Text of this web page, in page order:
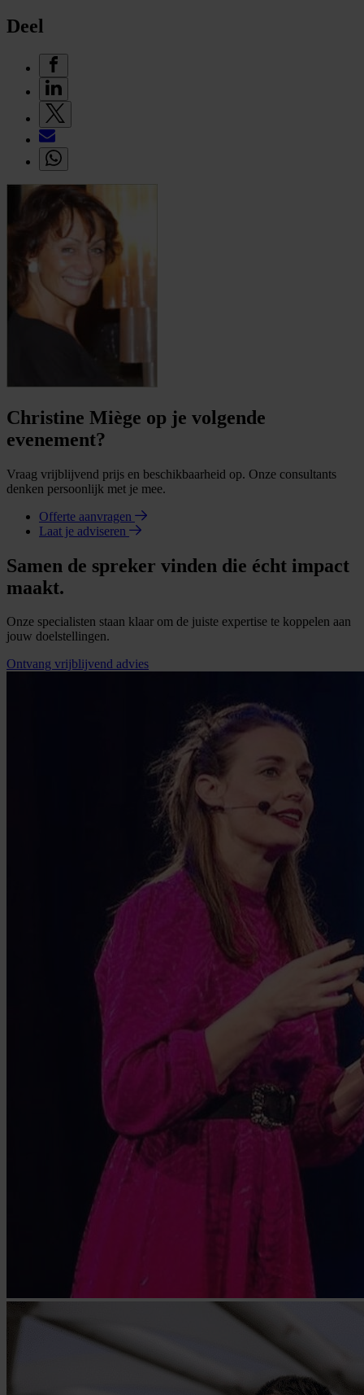
Deel
Christine Miège op je volgende
evenement?
Vraag vrijblijvend prijs en beschikbaarheid op. Onze consultants
denken persoonlijk met je mee.
Offerte aanvragen
Laat je adviseren
Samen de spreker vinden die écht impact
maakt.
Onze specialisten staan klaar om de juiste expertise te koppelen aan
jouw doelstellingen.
Ontvang vrijblijvend advies